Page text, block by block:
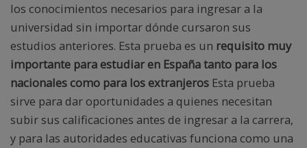
los conocimientos necesarios para ingresar a la
universidad sin importar dónde cursaron sus
estudios anteriores. Esta prueba es un requisito muy
importante para estudiar en España tanto para los
nacionales como para los extranjeros Esta prueba
sirve para dar oportunidades a quienes necesitan
subir sus calificaciones antes de ingresar a la carrera,
y para las autoridades educativas funciona como una